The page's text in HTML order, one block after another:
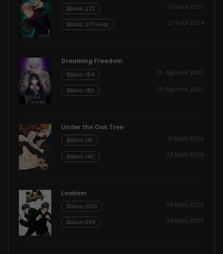
Bölüm 272 20 Mart 2025
Bölüm 271 Final 27 Eylül 2024
Dreaming Freedom
Bölüm 184 25 Ağustos 2025
Bölüm 183 25 Ağustos 2025
Under the Oak Tree
Bölüm 141 31 Mart 2026
Bölüm 140 22 Mart 2026
Lookism
Bölüm 600 30 Mart 2026
Bölüm 599 24 Mart 2026